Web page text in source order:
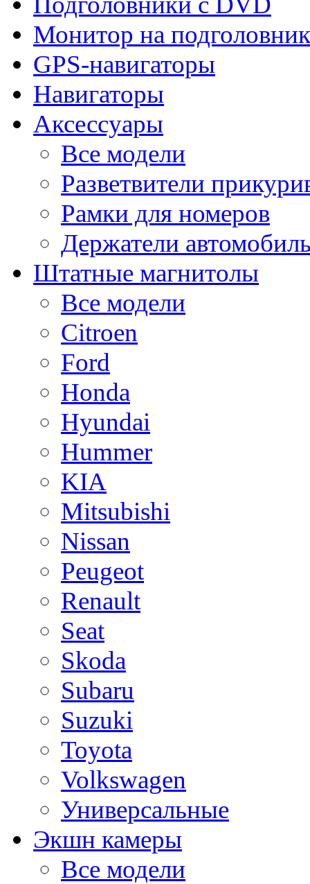
Монитор на подголовник
GPS-навигаторы
Навигаторы
Аксессуары
Все модели
Разветвители
Рамки для номеров
Держатели
Штатные магнитолы
Все модели
Citroen
Ford
Honda
Hyundai
Hummer
KIA
Mitsubishi
Nissan
Peugeot
Renault
Seat
Skoda
Subaru
Suzuki
Toyota
Volkswagen
Универсальные
Экшн камеры
Все модели